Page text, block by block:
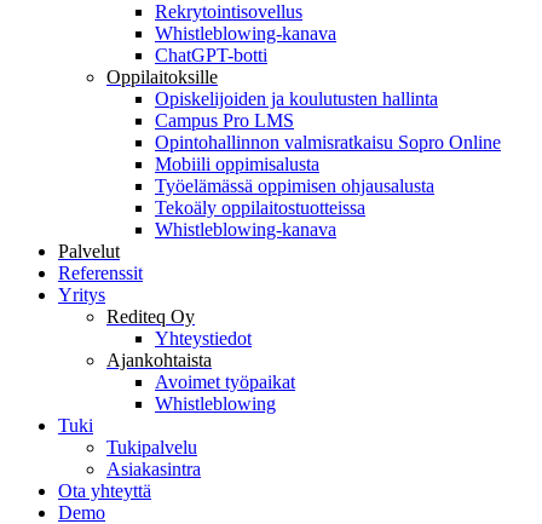
Rekrytointisovellus
Whistleblowing-kanava
ChatGPT-botti
Oppilaitoksille
Opiskelijoiden ja koulutusten hallinta
Campus Pro LMS
Opintohallinnon valmisratkaisu Sopro Online
Mobiili oppimisalusta
Työelämässä oppimisen ohjausalusta
Tekoäly oppilaitostuotteissa
Whistleblowing-kanava
Palvelut
Referenssit
Yritys
Rediteq Oy
Yhteystiedot
Ajankohtaista
Avoimet työpaikat
Whistleblowing
Tuki
Tukipalvelu
Asiakasintra
Ota yhteyttä
Demo